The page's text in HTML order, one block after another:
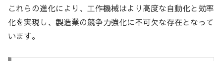
これらの進化により、工作機械はより高度な自動化と効率
化を実現し、製造業の競争力強化に不可欠な存在となって
います。